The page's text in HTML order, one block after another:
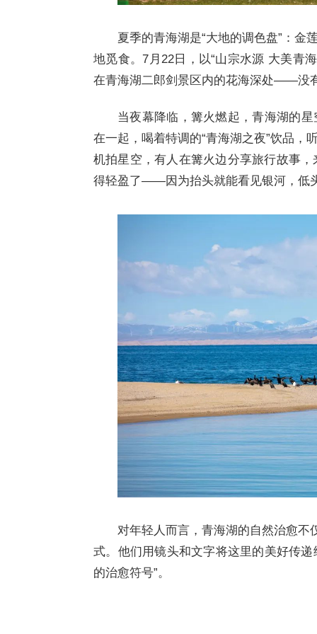
夏季的青海湖是“大地的调色盘”：金
地觅食。7月22日，以“山宗水源 大美青
在青海湖二郎剑景区内的花海深处——没
当夜幕降临，篝火燃起，青海湖的
在一起，喝着特调的“青海湖之夜”饮品，
机拍星空，有人在篝火边分享旅行故事，
得轻盈了——因为抬头就能看见银河，低
对年轻人而言，青海湖的自然治愈不
式。他们用镜头和文字将这里的美好传
的治愈符号”。